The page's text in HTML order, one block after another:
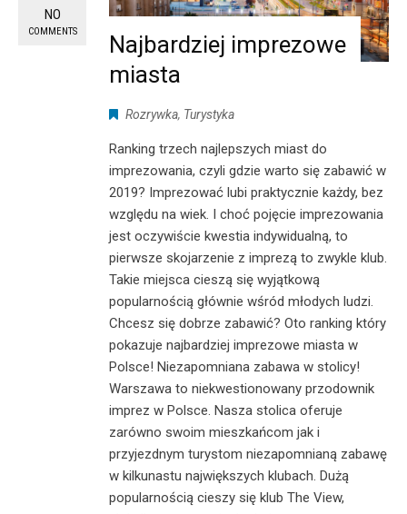
NO
COMMENTS
Najbardziej imprezowe
miasta
Rozrywka, Turystyka
Ranking trzech najlepszych miast do
imprezowania, czyli gdzie warto się zabawić w
2019? Imprezować lubi praktycznie każdy, bez
względu na wiek. I choć pojęcie imprezowania
jest oczywiście kwestia indywidualną, to
pierwsze skojarzenie z imprezą to zwykle klub.
Takie miejsca cieszą się wyjątkową
popularnością głównie wśród młodych ludzi.
Chcesz się dobrze zabawić? Oto ranking który
pokazuje najbardziej imprezowe miasta w
Polsce! Niezapomniana zabawa w stolicy!
Warszawa to niekwestionowany przodownik
imprez w Polsce. Nasza stolica oferuje
zarówno swoim mieszkańcom jak i
przyjezdnym turystom niezapomnianą zabawę
w kilkunastu największych klubach. Dużą
popularnością cieszy się klub The View,